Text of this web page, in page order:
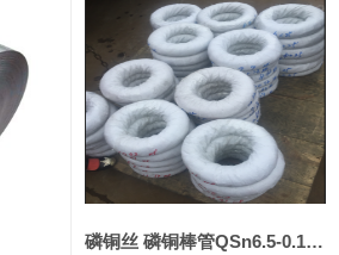
92,000 1,000
88,000 1,000
17,500 0
19,000 100
18,100 100磷铜丝 磷铜棒管QSn6.5-0.1 7-0.2 8-0.3